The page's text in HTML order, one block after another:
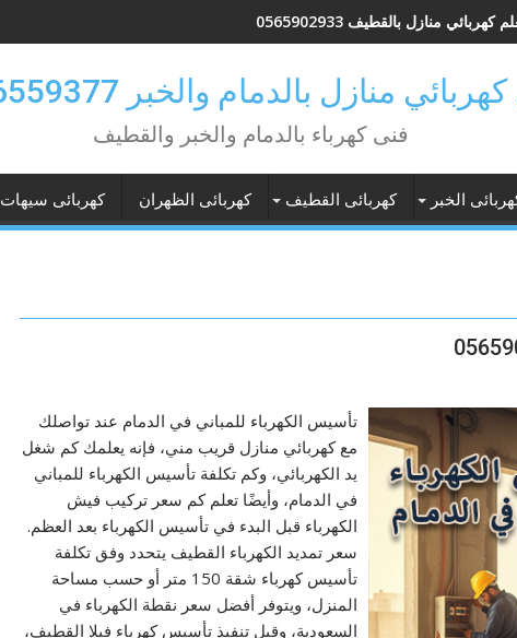
كهربائي منازل بالقطيف 0565902933
منازل بالدمام والخبر 0546559377
فنى كهرباء بالدمام والخبر والقطيف
الخبر كهربائى القطيف كهربائى الظهران كهربائى سيهات
تأسيس الكهرباء للمباني في الدمام عند تواصلك
مع كهربائي منازل قريب مني، فإنه يعلمك كم شغل
يد الكهربائي، وكم تكلفة تأسيس الكهرباء للمباني
في الدمام، وأيضًا تعلم كم سعر تركيب فيش
الكهرباء قبل البدء في تأسيس الكهرباء بعد العظم.
سعر تمديد الكهرباء القطيف يتحدد وفق تكلفة
تأسيس كهرباء شقة 150 متر أو حسب مساحة
المنزل، ويتوفر أفضل سعر نقطة الكهرباء في
السعودية، وقبل تنفيذ تأسيس كهرباء فيلا القطيف،